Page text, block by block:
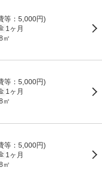
等：5,000円)
1ヶ月
㎡
等：5,000円)
1ヶ月
㎡
等：5,000円)
1ヶ月
㎡